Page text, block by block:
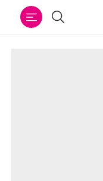
Cercar